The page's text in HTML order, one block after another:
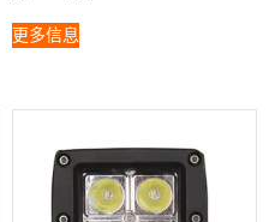
更多信息